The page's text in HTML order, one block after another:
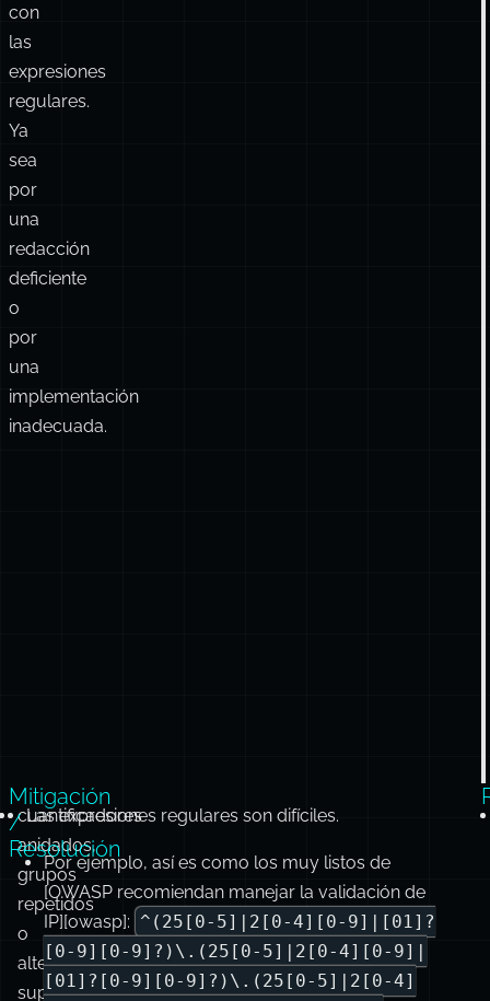
con
las
expresiones
regulares.
Ya
sea
por
una
redacción
deficiente
o
por
una
implementación
inadecuada.
cuantificadores
anidados,
grupos
repetidos
o
alternancia
superpuesta
Mitigación
/
Resolución
Las expresiones regulares son difíciles.
Por ejemplo, así es como los muy listos de
[OWASP recomiendan manejar la validación de
IP][owasp]: ^(25[0-5]|2[0-4][0-9]|[01]?
[0-9][0-9]?)\.(25[0-5]|2[0-4][0-9]|
[01]?[0-9][0-9]?)\.(25[0-5]|2[0-4]